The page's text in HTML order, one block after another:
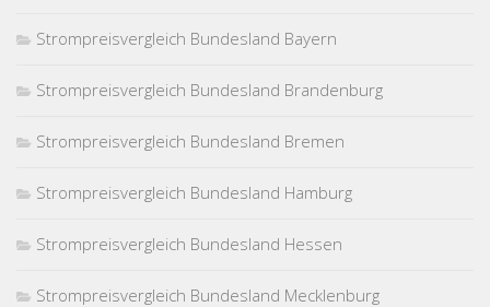
Strompreisvergleich Bundesland Bayern
Strompreisvergleich Bundesland Brandenburg
Strompreisvergleich Bundesland Bremen
Strompreisvergleich Bundesland Hamburg
Strompreisvergleich Bundesland Hessen
Strompreisvergleich Bundesland Mecklenburg